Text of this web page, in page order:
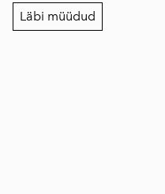
Läbi müüdud